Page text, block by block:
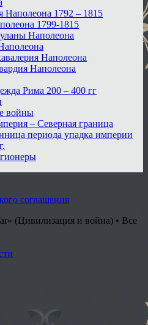
Наполеона 1792 – 1815
1799-1815
Наполеона
Наполеона
Наполеона
Рима 200 – 400 гг
войны
– Северная граница
периода упадка империи
соглашения
(Цивилизация и война) • Все